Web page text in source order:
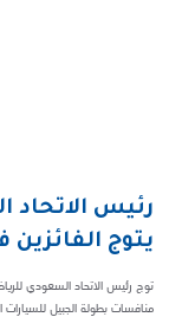
رئيس الاتحاد
يتوج
توج رئيس الاتحاد السعودي
منافسات بطولة الجبيل